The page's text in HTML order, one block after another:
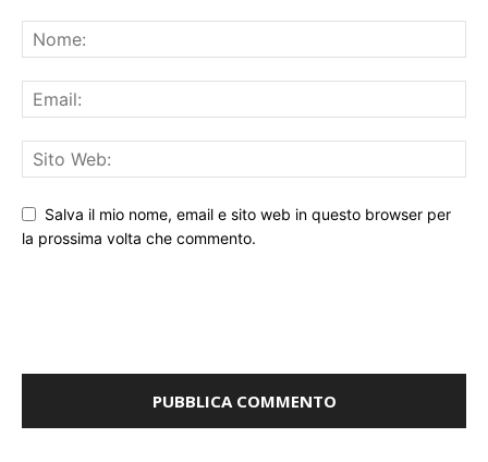
Salva il mio nome, email e sito web in questo browser per
la prossima volta che commento.